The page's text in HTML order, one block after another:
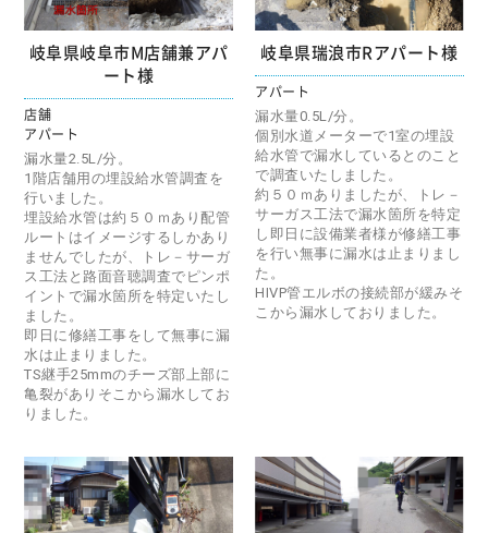
岐阜県岐阜市M店舗兼アパ
ート様
店舗
アパート
漏水量2.5L/分。
1階店舗用の埋設給水管調査を
行いました。
埋設給水管は約５０ｍあり配管
ルートはイメージするしかあり
ませんでしたが、トレ－サーガ
ス工法と路面音聴調査でピンポ
イントで漏水箇所を特定いたし
ました。
即日に修繕工事をして無事に漏
水は止まりました。
TS継手25mmのチーズ部上部に
亀裂がありそこから漏水してお
りました。
岐阜県瑞浪市Rアパート様
アパート
漏水量0.5L/分。
個別水道メーターで1室の埋設
給水管で漏水しているとのこと
で調査いたしました。
約５０ｍありましたが、トレ－
サーガス工法で漏水箇所を特定
し即日に設備業者様が修繕工事
を行い無事に漏水は止まりまし
た。
HIVP管エルボの接続部が緩みそ
こから漏水しておりました。